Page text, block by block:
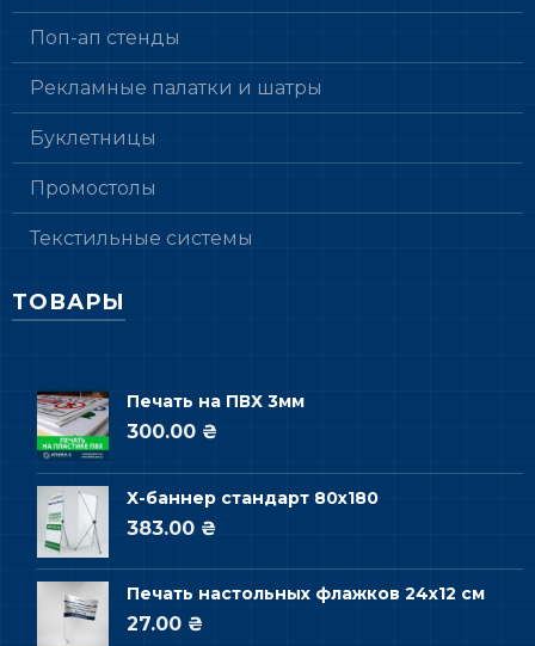
Поп-ап стенды
Рекламные палатки и шатры
Буклетницы
Промостолы
Текстильные системы
ТОВАРЫ
Печать на ПВХ 3мм
300.00 ₴
Х-баннер стандарт 80х180
383.00 ₴
Печать настольных флажков 24х12 см
27.00 ₴